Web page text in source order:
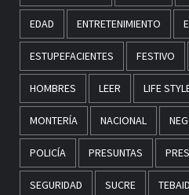
EDAD ENTRETENIMIENTO
ESTUPEFACIENTES FESTIVO
HOMBRES LEER LIFE
MONTERÍA NACIONAL
POLICÍA PRESUNTAS
SEGURIDAD SUCRE